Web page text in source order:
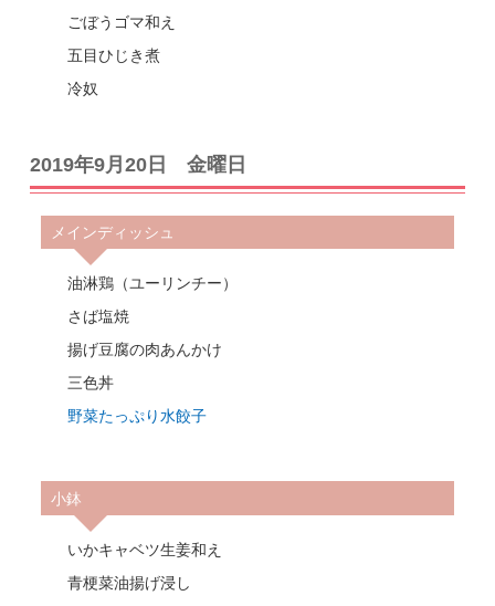
ごぼうゴマ和え
五目ひじき煮
冷奴
2019年9月20日 金曜日
メインディッシュ
油淋鶏（ユーリンチー）
さば塩焼
揚げ豆腐の肉あんかけ
三色丼
野菜たっぷり水餃子
小鉢
いかキャベツ生姜和え
青梗菜油揚げ浸し